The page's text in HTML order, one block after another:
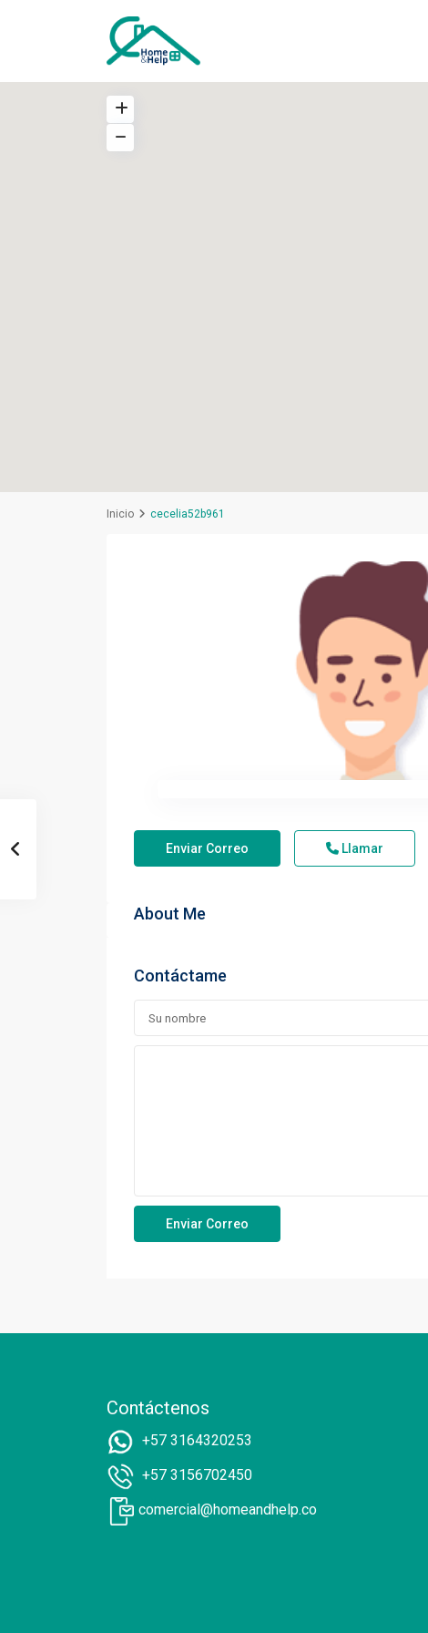
Inicio cecelia52b961
Enviar Correo Llamar
About Me
Contáctame
Contáctenos
+57 3164320253
+57 3156702450
comercial@homeandhelp.co